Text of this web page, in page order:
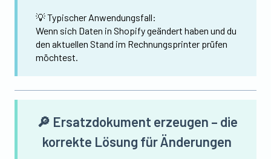
💡 Typischer Anwendungsfall:
Wenn sich Daten in Shopify geändert haben und du
den aktuellen Stand im Rechnungsprinter prüfen
möchtest.
🔎 Ersatzdokument erzeugen – die
korrekte Lösung für Änderungen